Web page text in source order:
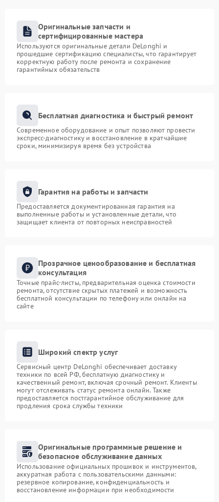
Оригинальные запчасти и
сертифицированные мастера
Используются оригинальные детали DeLonghi и
прошедшие сертификацию специалисты, что гарантирует
корректную работу после ремонта и сохранение
гарантийных обязательств
Бесплатная диагностика и быстрый ремонт
Современное оборудование и опыт позволяют провести
экспресс-диагностику и восстановление в кратчайшие
сроки, минимизируя время без устройства
Гарантия на работы и запчасти
Предоставляется документированная гарантия на
выполненные работы и установленные детали, что
защищает клиента от повторных неисправностей
Прозрачное ценообразование и бесплатная
консультация
Точные прайс-листы, предварительная оценка стоимости
ремонта, отсутствие скрытых платежей и возможность
бесплатной консультации по телефону или онлайн на
сайте
Широкий спектр услуг
Сервисный центр DeLonghi обеспечивает доставку
техники по всей РФ, бесплатную диагностику и
качественный ремонт, включая срочный ремонт. Клиенты
могут отслеживать статус ремонта онлайн. Также
предоставляется постгарантийное обслуживание для
продления срока службы техники
Оригинальные программные решение и
безопасное обслуживание данных
Использование официальных прошивок и инструментов,
аккуратная работа с пользовательскими данными:
резервное копирование, конфиденциальность и
восстановление информации при необходимости